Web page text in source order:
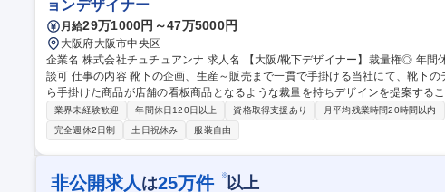
ョンデザイナー
月給29万1000円～47万5000円
大阪府大阪市中央区
企業名 株式会社チュチュアンナ 求人名 【大阪/靴下デザイナー】裁量権◎ 年間休日120日以上/在宅&時短勤務相
談可 仕事の内容 靴下の企画、生産～販売まで一貫で手掛ける当社にて、靴下のデザインをお任せいたします。自
ら手掛けた商品が店舗の看板商品となるような裁量を持ちデザインを提案する
10時間★ 【ターゲット】ヤング・キャリアがメインターゲットです。今後は、より品質を高めた商品開発の強化
や、ヤングミセスに向けた商品開発など、靴下事業の拡大に力を入れていきま
アの製造から小売まで手掛けており、店舗数･売上ともに成長を継続。直近では
強化し、外部環境の変化に対応する強い組織づくりを目指しています。 募集職種 【大阪/靴下デザイナー】裁量権
◎ 年間休日120日以上/在宅&時短勤務相談可
業界未経験歓迎 年間休日120日以上 資格取得支援あり 月平均残業時間20時間以内
完全週休2日制
土日祝休み 服装自由
非公開求人 は25万件 ※以上